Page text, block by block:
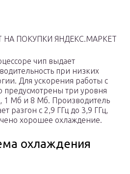
НА ПОКУПКИ ЯНДЕКС.МАРКЕТ
чип выдает
при низких
Для ускорения работы с
предусмотрены три уровня
1 Мб и 8 Мб. Производитель
разгон с 2,9 ГГц до 3,9 ГГц,
хорошее охлаждение.
охлаждения